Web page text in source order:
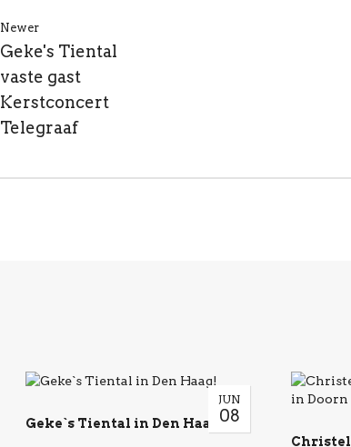
Newer
Geke's Tiental
vaste gast
Kerstconcert
Telegraaf
JUN
08
Geke`s Tiental in Den Haag!